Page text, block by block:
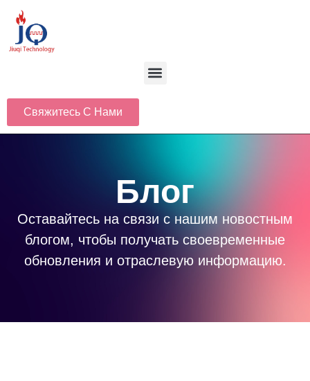
Свяжитесь С Нами
Блог
Оставайтесь на связи с нашим новостным
блогом, чтобы получать своевременные
обновления и отраслевую информацию.